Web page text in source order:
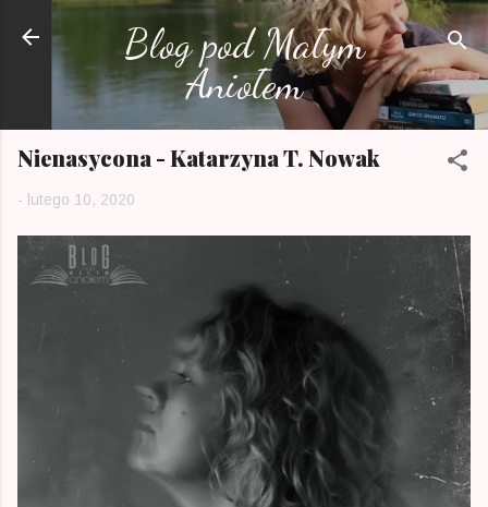
Przejdź do głównej zawartości
Blog pod Małym
Aniołem
Nienasycona - Katarzyna T. Nowak
- lutego 10, 2020